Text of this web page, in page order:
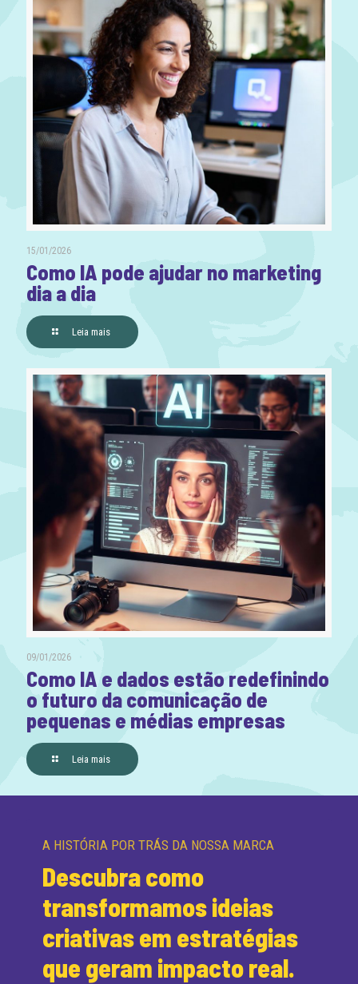
15/01/2026
Como IA pode ajudar no marketing
dia a dia
Leia mais
09/01/2026
Como IA e dados estão redefinindo
o futuro da comunicação de
pequenas e médias empresas
Leia mais
A HISTÓRIA POR TRÁS DA NOSSA MARCA
Descubra como
transformamos ideias
criativas em estratégias
que geram impacto real.